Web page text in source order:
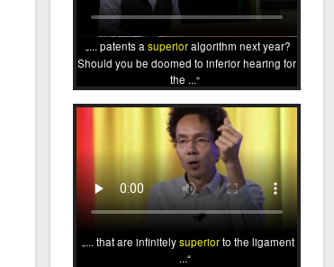
... patents a superioralgorithm next year?
Should you be doomed to inferior hearing for
the ...
... that are infinitelysuperiorto the ligament
...